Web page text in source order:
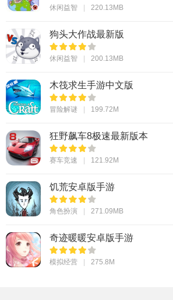
休闲益智 220.13MB
狗头大作战最新版
休闲益智 200.13MB
木筏求生手游中文版
冒险解谜 199.72M
狂野飙车8极速最新版本
赛车竞速 121.92M
饥荒安卓版手游
角色扮演 271.09MB
奇迹暖暖安卓版手游
模拟经营 275.8M